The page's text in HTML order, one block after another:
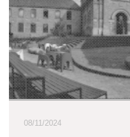
08/11/2024